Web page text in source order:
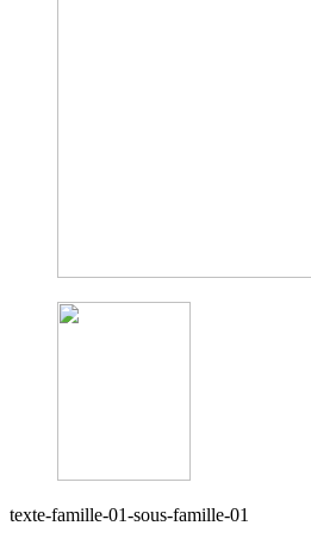
texte-famille-01-sous-famille-01